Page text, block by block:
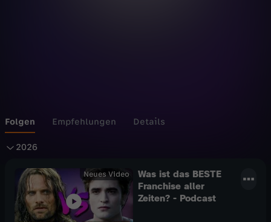
Folgen Empfehlungen Details
2026
2
Neues Video
Was ist das BESTE
Franchise aller
Zeiten? - Podcast